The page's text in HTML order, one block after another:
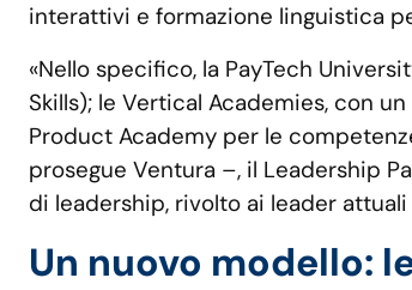
interattivi e formazione linguistica
«Nello specifico, la PayTech
Skills); le Vertical Academies, con
Product Academy per le
prosegue Ventura –, il Leadership
di leadership, rivolto ai leader attuali
Un nuovo modello: